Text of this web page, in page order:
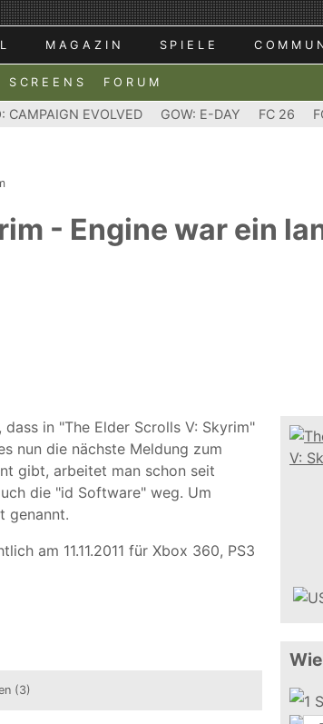
MAGAZIN SPIELE
SCREENS FORUM
CAMPAIGN EVOLVED GOW: E-DAY FC 26
- Engine war ein
in "The Elder Scrolls V: Skyrim"
nun die nächste Meldung zum
gibt, arbeitet man schon seit
die "id Software" weg. Um
genannt.
am 11.11.2011 für Xbox 360, PS3
(3)